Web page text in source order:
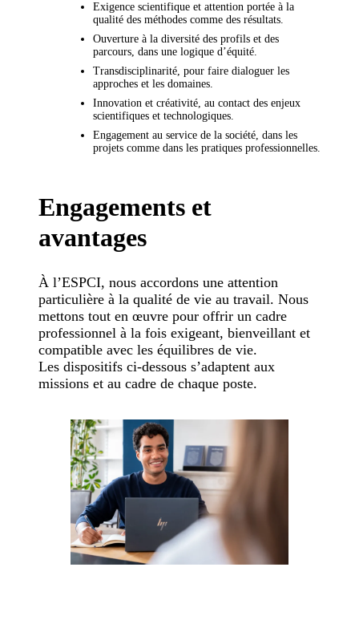
Exigence scientifique et attention portée à la
qualité des méthodes comme des résultats.
Ouverture à la diversité des profils et des
parcours, dans une logique d’équité.
Transdisciplinarité, pour faire dialoguer les
approches et les domaines.
Innovation et créativité, au contact des enjeux
scientifiques et technologiques.
Engagement au service de la société, dans les
projets comme dans les pratiques professionnelles.
Engagements et
avantages
À l’ESPCI, nous accordons une attention
particulière à la qualité de vie au travail. Nous
mettons tout en œuvre pour offrir un cadre
professionnel à la fois exigeant, bienveillant et
compatible avec les équilibres de vie.
Les dispositifs ci-dessous s’adaptent aux
missions et au cadre de chaque poste.